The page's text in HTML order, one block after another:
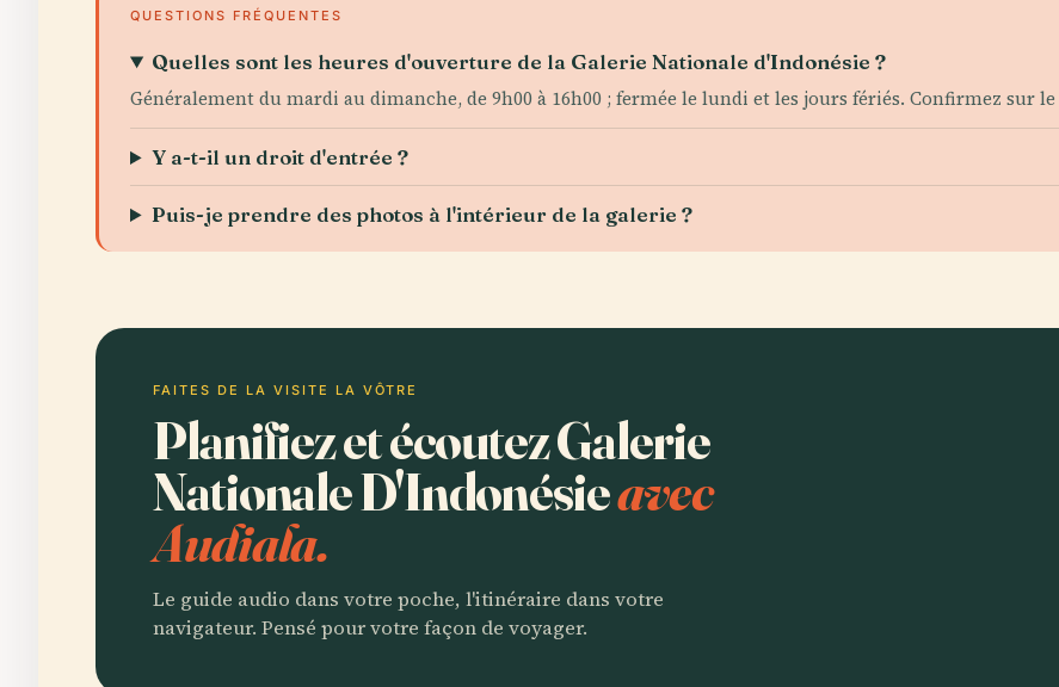
QUESTIONS FRÉQUENTES
Quelles sont les heures d'ouverture de la Galerie Nationale d'Indonésie ?
Généralement du mardi au dimanche, de 9h00 à 16h00 ; fermée le lundi et les jours fériés. Confirmez sur le
Y a-t-il un droit d'entrée ?
Puis-je prendre des photos à l'intérieur de la galerie ?
FAITES DE LA VISITE LA VÔTRE
Planifiez et écoutez Galerie
Nationale D'Indonésieavec
Audiala.
Le guide audio dans votre poche, l'itinéraire dans votre
navigateur. Pensé pour votre façon de voyager.